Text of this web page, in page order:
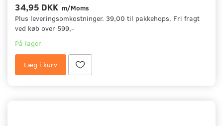
34,95 DKK m/Moms
Plus leveringsomkostninger. 39,00 til pakkehops. Fri fragt
ved køb over 599,-
På lager
Læg i kurv